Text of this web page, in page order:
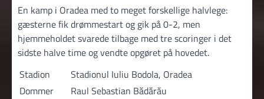
En kamp i Oradea med to meget forskellige halvlege:
gæsterne fik drømmestart og gik på 0-2, men
hjemmeholdet svarede tilbage med tre scoringer i det
sidste halve time og vendte opgøret på hovedet.
Stadion
Stadionul Iuliu Bodola, Oradea
Dommer
Raul Sebastian Bădărău